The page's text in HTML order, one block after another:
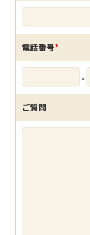
電話番号*
-
ご質問